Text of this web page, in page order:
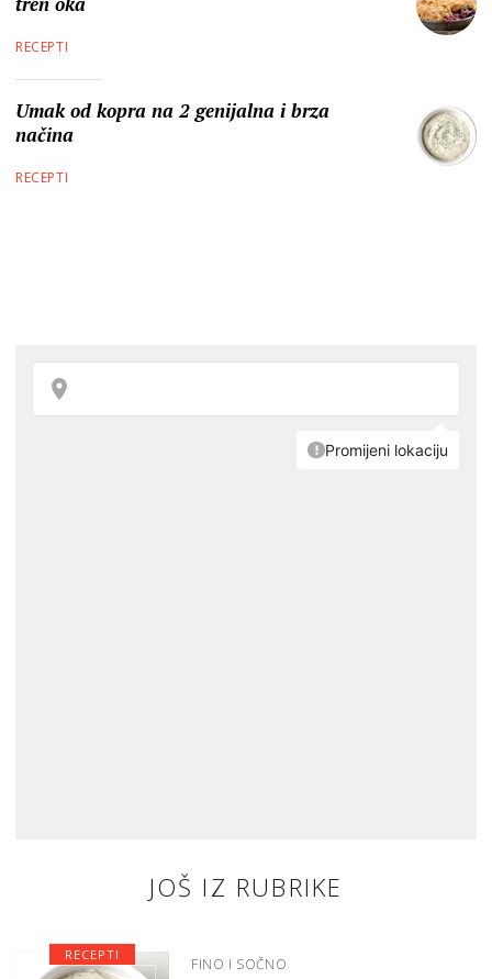
RECEPTI
Umak od kopra na 2 genijalna i brza
načina
RECEPTI
JOŠ IZ RUBRIKE
FINO I SOČNO
RECEPTI